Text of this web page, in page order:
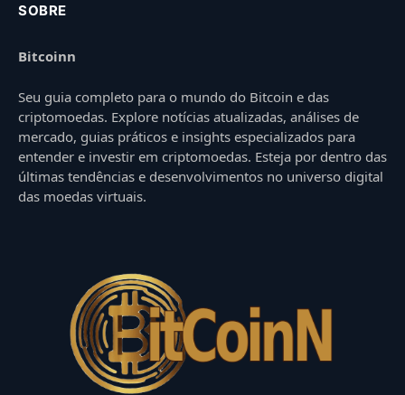
SOBRE
Bitcoinn
Seu guia completo para o mundo do Bitcoin e das
criptomoedas. Explore notícias atualizadas, análises de
mercado, guias práticos e insights especializados para
entender e investir em criptomoedas. Esteja por dentro das
últimas tendências e desenvolvimentos no universo digital
das moedas virtuais.